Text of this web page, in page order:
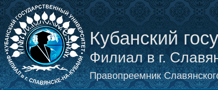
Кубанский
Филиал в г.
Правопреемник